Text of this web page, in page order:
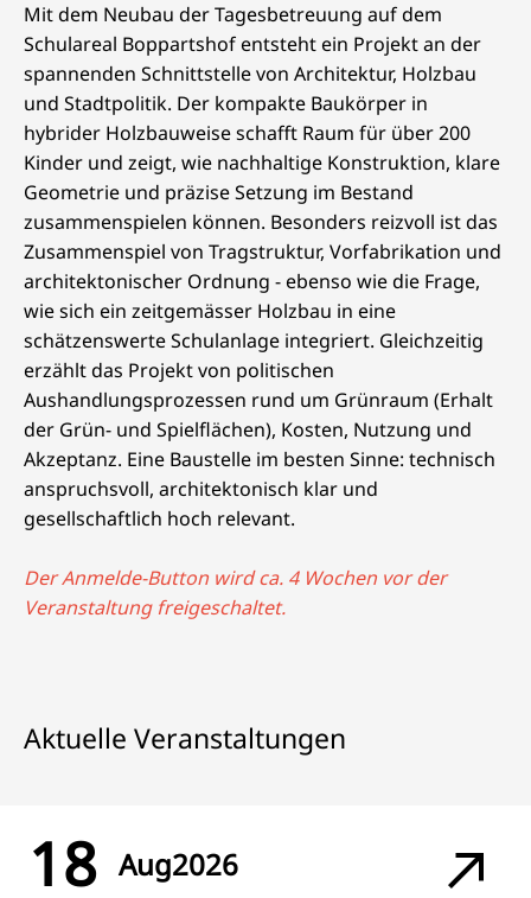
Mit dem Neubau der Tagesbetreuung auf dem
Schulareal Boppartshof entsteht ein Projekt an der
spannenden Schnittstelle von Architektur, Holzbau
und Stadtpolitik. Der kompakte Baukörper in
hybrider Holzbauweise schafft Raum für über 200
Kinder und zeigt, wie nachhaltige Konstruktion, klare
Geometrie und präzise Setzung im Bestand
zusammenspielen können. Besonders reizvoll ist das
Zusammenspiel von Tragstruktur, Vorfabrikation und
architektonischer Ordnung - ebenso wie die Frage,
wie sich ein zeitgemässer Holzbau in eine
schätzenswerte Schulanlage integriert. Gleichzeitig
erzählt das Projekt von politischen
Aushandlungsprozessen rund um Grünraum (Erhalt
der Grün- und Spielflächen), Kosten, Nutzung und
Akzeptanz. Eine Baustelle im besten Sinne: technisch
anspruchsvoll, architektonisch klar und
gesellschaftlich hoch relevant.
Der Anmelde-Button wird ca. 4 Wochen vor der
Veranstaltung freigeschaltet.
Aktuelle Veranstaltungen
18 Aug2026